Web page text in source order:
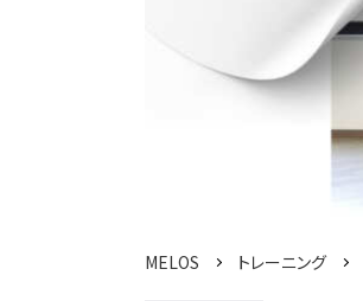
MELOS トレーニング